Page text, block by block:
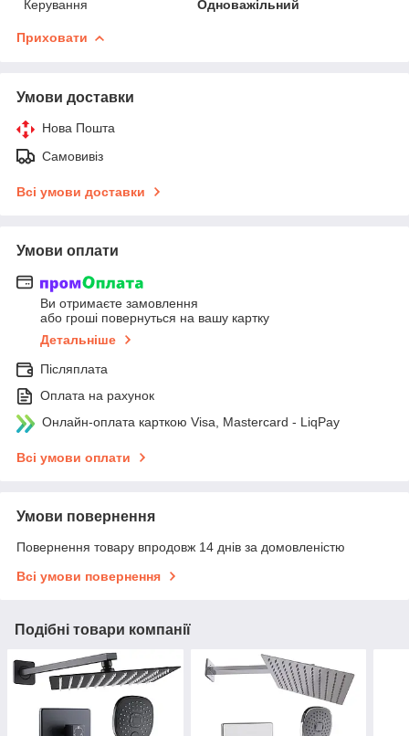
Керування Одноважільний
Приховати
Умови доставки
Нова Пошта
Самовивіз
Всі умови доставки
Умови оплати
Ви отримаєте замовлення
або гроші повернуться на вашу картку
Детальніше
Післяплата
Оплата на рахунок
Онлайн-оплата карткою Visa, Mastercard - LiqPay
Всі умови оплати
Умови повернення
Повернення товару впродовж 14 днів за домовленістю
Всі умови повернення
Подібні товари компанії